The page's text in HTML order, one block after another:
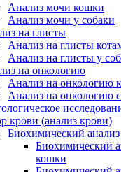
Анализ мочи кошки
Анализ мочи у собаки
на глисты
Анализ на глисты
Анализ на глисты у
на онкологию
Анализ на онкологию
Анализ на онкологию
крови (анализ крови)
Биохимический
Биохимический
кошки